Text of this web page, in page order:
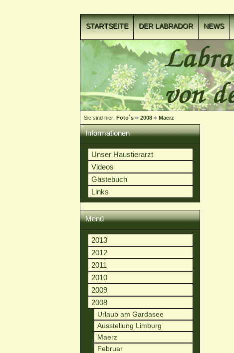
STARTSEITE DER LABRADOR NEWS
VIDEOCLIPS
Sie sind hier: Foto´s 2008 Maerz
Informationen
Unser Haustierarzt
Videos
Gästebuch
Links
Menü
2013
2012
2011
2010
2009
2008
Urlaub am Gardasee
Ausstellung Limburg
Maerz
Februar